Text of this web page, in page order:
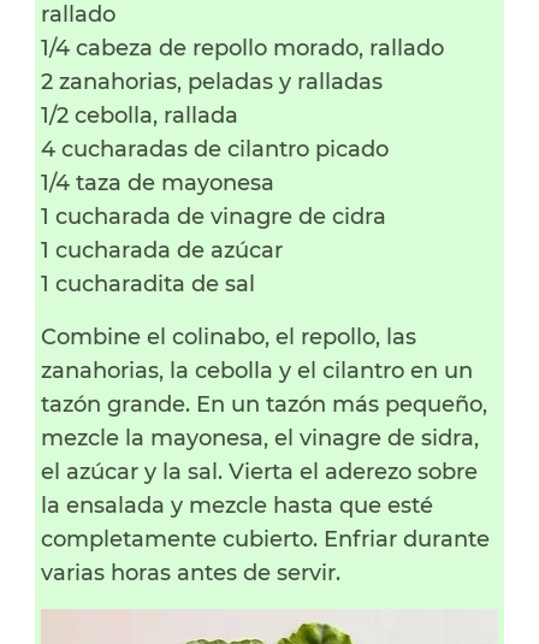
rallado
1/4 cabeza de repollo morado, rallado
2 zanahorias, peladas y ralladas
1/2 cebolla, rallada
4 cucharadas de cilantro picado
1/4 taza de mayonesa
1 cucharada de vinagre de cidra
1 cucharada de azúcar
1 cucharadita de sal
Combine el colinabo, el repollo, las
zanahorias, la cebolla y el cilantro en un
tazón grande. En un tazón más pequeño,
mezcle la mayonesa, el vinagre de sidra,
el azúcar y la sal. Vierta el aderezo sobre
la ensalada y mezcle hasta que esté
completamente cubierto. Enfriar durante
varias horas antes de servir.